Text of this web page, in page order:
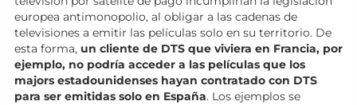
europea antimonopolio, al obligar a las cadenas de
televisiones a emitir las películas solo en su territorio. De
esta forma, un cliente de DTS que viviera en Francia, por
ejemplo, no podría acceder a las películas que los
majors estadounidenses hayan contratado con DTS
para ser emitidas solo en España. Los ejemplos se